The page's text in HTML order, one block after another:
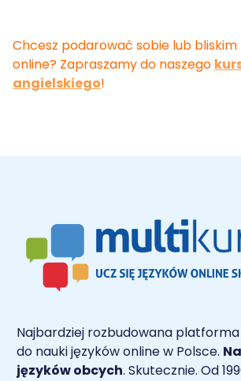
Chcesz podarować sobie lub bliskim
online? Zapraszamy do naszego
angielskiego!
Najbardziej rozbudowana
do nauki języków online w Polsce.
języków obcych. Skutecznie. Od